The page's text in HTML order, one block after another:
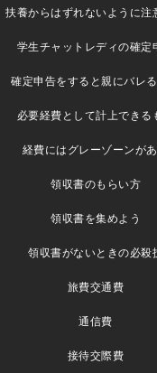
扶養からはずれないように注
学生チャットレディの確定
確定申告をすると親にバレる
必要経費として計上できる
経費にはグレーゾーンが
領収書のもらい方
領収書を集めよう
領収書がないときの必殺
旅費交通費
通信費
接待交際費